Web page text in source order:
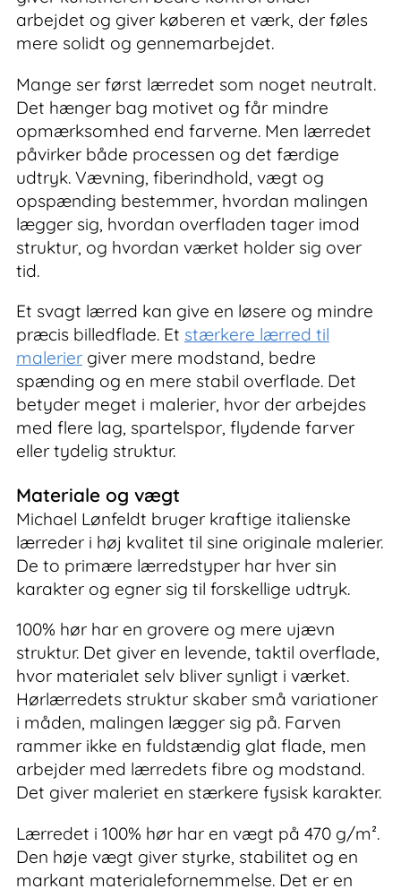
arbejdet og giver køberen et værk, der føles
mere solidt og gennemarbejdet.
Mange ser først lærredet som noget neutralt.
Det hænger bag motivet og får mindre
opmærksomhed end farverne. Men lærredet
påvirker både processen og det færdige
udtryk. Vævning, fiberindhold, vægt og
opspænding bestemmer, hvordan malingen
lægger sig, hvordan overfladen tager imod
struktur, og hvordan værket holder sig over
tid.
Et svagt lærred kan give en løsere og mindre
præcis billedflade. Et stærkere lærred til
maleriergiver mere modstand, bedre
spænding og en mere stabil overflade. Det
betyder meget i malerier, hvor der arbejdes
med flere lag, spartelspor, flydende farver
eller tydelig struktur.
Materiale og vægt
Michael Lønfeldt bruger kraftige italienske
lærreder i høj kvalitet til sine originale malerier.
De to primære lærredstyper har hver sin
karakter og egner sig til forskellige udtryk.
100% hør har en grovere og mere ujævn
struktur. Det giver en levende, taktil overflade,
hvor materialet selv bliver synligt i værket.
Hørlærredets struktur skaber små variationer
i måden, malingen lægger sig på. Farven
rammer ikke en fuldstændig glat flade, men
arbejder med lærredets fibre og modstand.
Det giver maleriet en stærkere fysisk karakter.
Lærredet i 100% hør har en vægt på 470 g/m².
Den høje vægt giver styrke, stabilitet og en
markant materialefornemmelse. Det er en